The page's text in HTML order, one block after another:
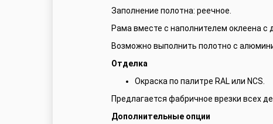
Заполнение полотна: реечное.
Рама вместе с наполнителем оклеена
Возможно выполнить полотно с
Отделка
Окраска по палитре RAL или NCS.
Предлагается фабричное врезки всех
Дополнительные опции